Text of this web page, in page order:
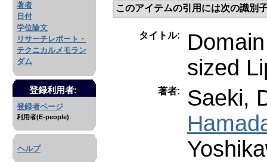
著者
日付
学位論文
リサーチレポート・
テクニカルメモラン
ダム
登録利用者:
登録者ページ
利用者(E-people)
ヘルプ
このアイテムの引用には次の識別
タイトル:
sized
著者:
Saeki,